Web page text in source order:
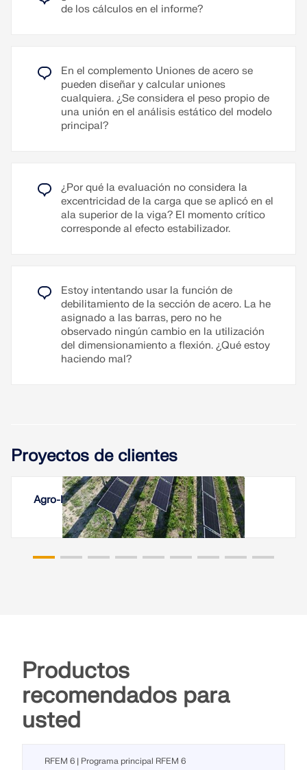
de los cálculos en el informe?
En el complemento Uniones de acero se
pueden diseñar y calcular uniones
cualquiera. ¿Se considera el peso propio de
una unión en el análisis estático del modelo
principal?
¿Por qué la evaluación no considera la
excentricidad de la carga que se aplicó en el
ala superior de la viga? El momento crítico
corresponde al efecto estabilizador.
Estoy intentando usar la función de
debilitamiento de la sección de acero. La he
asignado a las barras, pero no he
observado ningún cambio en la utilización
del dimensionamiento a flexión. ¿Qué estoy
haciendo mal?
Proyectos de clientes
Agro-Photovoltaikanlagen Vineyard, Italia
Productos
recomendados para
usted
RFEM 6 | Programa principal RFEM 6